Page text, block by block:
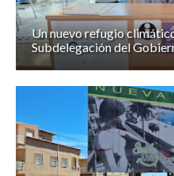
Un nuevo refugio
Subdelegación del